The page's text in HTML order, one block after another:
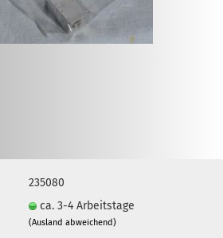
235080
ca. 3-4 Arbeitstage
(Ausland abweichend)